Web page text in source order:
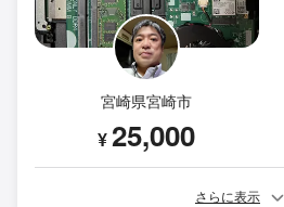
宮崎県宮崎市
¥25,000
さらに表示